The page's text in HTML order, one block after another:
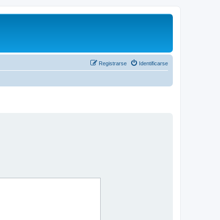
Identificarse
Registrarse